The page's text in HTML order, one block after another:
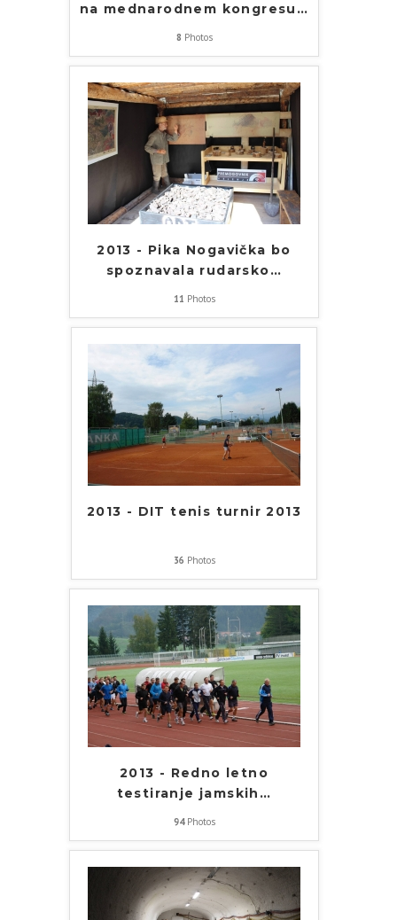
na mednarodnem kongresu …
8 Photos
2013 - Pika Nogavička bo
spoznavala rudarsko…
11 Photos
2013 - DIT tenis turnir 2013
36 Photos
2013 - Redno letno
testiranje jamskih …
94Photos